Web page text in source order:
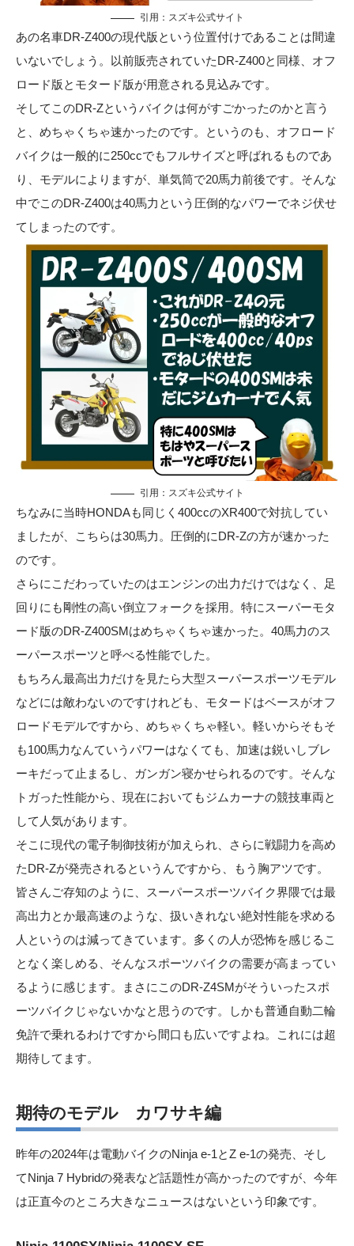
引用： スズキ公式サイト
あの名車DR-Z400の現代版という位置付けであることは間違
いないでしょう。以前販売されていたDR-Z400と同様、オフ
ロード版とモタード版が用意される見込みです。
そしてこのDR-Zというバイクは何がすごかったのかと言う
と、めちゃくちゃ速かったのです。というのも、オフロード
バイクは一般的に250ccでもフルサイズと呼ばれるものであ
り、モデルによりますが、単気筒で20馬力前後です。そんな
中でこのDR-Z400は40馬力という圧倒的なパワーでネジ伏せ
てしまったのです。
引用： スズキ公式サイト
ちなみに当時HONDAも同じく400ccのXR400で対抗してい
ましたが、こちらは30馬力。圧倒的にDR-Zの方が速かった
のです。
さらにこだわっていたのはエンジンの出力だけではなく、足
回りにも剛性の高い倒立フォークを採用。特にスーパーモタ
ード版のDR-Z400SMはめちゃくちゃ速かった。40馬力のス
ーパースポーツと呼べる性能でした。
もちろん最高出力だけを見たら大型スーパースポーツモデル
などには敵わないのですけれども、モタードはベースがオフ
ロードモデルですから、めちゃくちゃ軽い。軽いからそもそ
も100馬力なんていうパワーはなくても、加速は鋭いしブレ
ーキだって止まるし、ガンガン寝かせられるのです。そんな
トガった性能から、現在においてもジムカーナの競技車両と
して人気があります。
そこに現代の電子制御技術が加えられ、さらに戦闘力を高め
たDR-Zが発売されるというんですから、もう胸アツです。
皆さんご存知のように、スーパースポーツバイク界隈では最
高出力とか最高速のような、扱いきれない絶対性能を求める
人というのは減ってきています。多くの人が恐怖を感じるこ
となく楽しめる、そんなスポーツバイクの需要が高まってい
るように感じます。まさにこのDR-Z4SMがそういったスポ
ーツバイクじゃないかなと思うのです。しかも普通自動二輪
免許で乗れるわけですから間口も広いですよね。これには超
期待してます。
期待のモデル カワサキ編
昨年の2024年は電動バイクのNinja e-1とZ e-1の発売、そし
てNinja 7 Hybridの発表など話題性が高かったのですが、今年
は正直今のところ大きなニュースはないという印象です。